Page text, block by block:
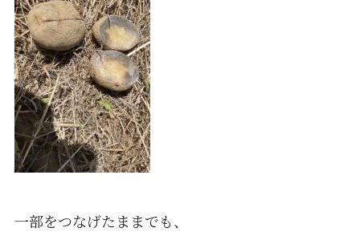
一部をつなげたままでも、